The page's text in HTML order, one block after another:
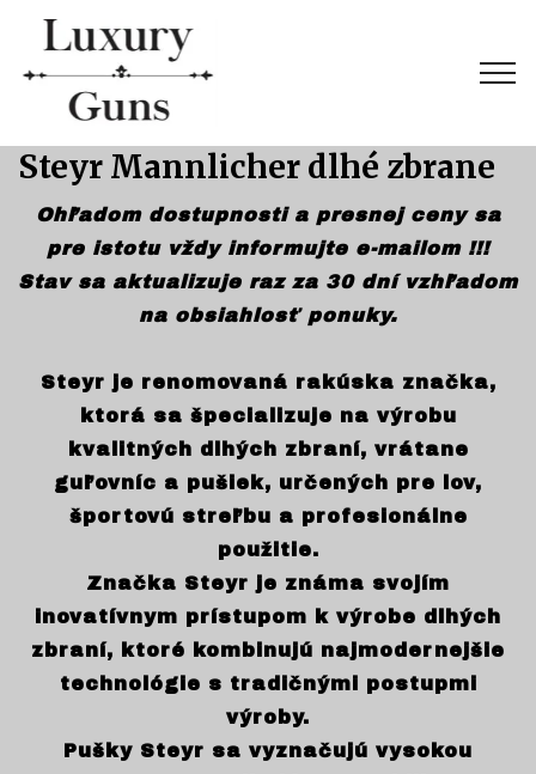
Steyr Mannlicher dlhé zbrane
Ohľadom dostupnosti a presnej ceny sa
pre istotu vždy informujte e-mailom !!!
Stav sa aktualizuje raz za 30 dní vzhľadom
na obsiahlosť ponuky.
Steyr je renomovaná rakúska značka,
ktorá sa špecializuje na výrobu
kvalitných dlhých zbraní, vrátane
guľovníc a pušiek, určených pre lov,
športovú streľbu a profesionálne
použitie.
Značka Steyr je známa svojím
inovatívnym prístupom k výrobe dlhých
zbraní, ktoré kombinujú najmodernejšie
technológie s tradičnými postupmi
výroby.
Pušky Steyr sa vyznačujú vysokou